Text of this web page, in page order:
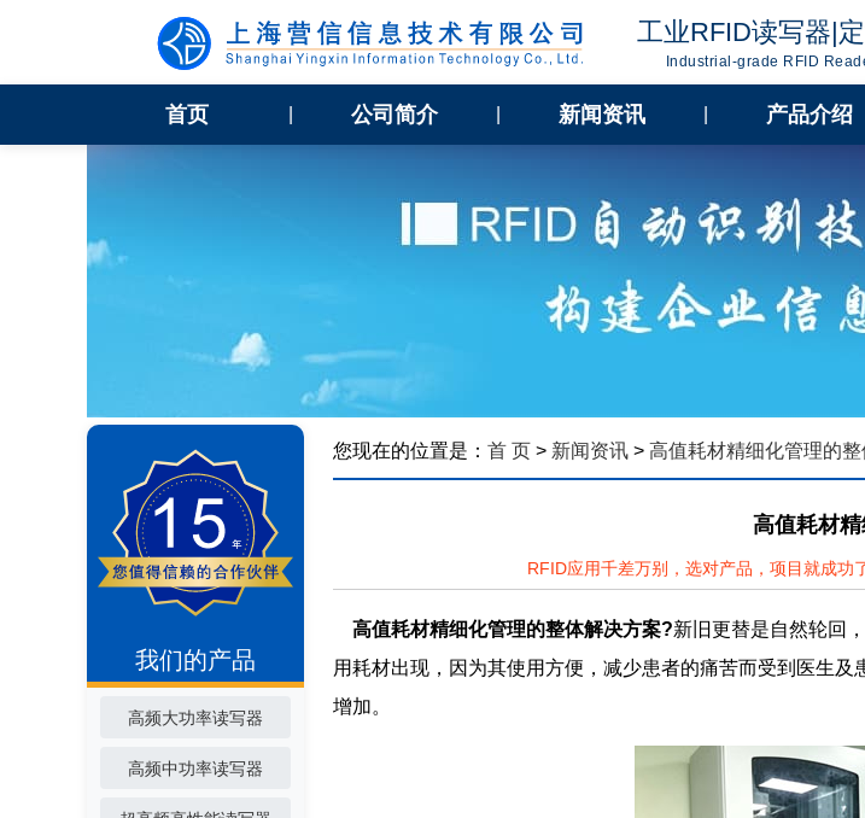
工业RFID读写器|
Industrial-grade RFID
首页 公司简介 新闻资讯 产品介绍
我们的产品
高频大功率读写器
高频中功率读写器
您现在的位置是： 首 页 > 新闻资讯 > 高值耗材精细化管理的
高值耗材
RFID应用千差万别，选对产品，项目就成功
高值耗材精细化管理的整体解决方案?新旧更替是自然轮回
用耗材出现，因为其使用方便，减少患者的痛苦而受到医生
增加。